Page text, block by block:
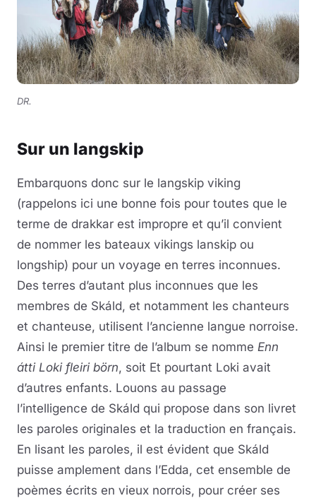
DR.
Sur un langskip
Embarquons donc sur le langskip viking
(rappelons ici une bonne fois pour toutes que le
terme de drakkar est impropre et qu’il convient
de nommer les bateaux vikings lanskip ou
longship) pour un voyage en terres inconnues.
Des terres d’autant plus inconnues que les
membres de Skáld, et notamment les chanteurs
et chanteuse, utilisent l’ancienne langue norroise.
Ainsi le premier titre de l’album se nomme Enn
átti Loki fleiri börn, soit Et pourtant Loki avait
d’autres enfants. Louons au passage
l’intelligence de Skáld qui propose dans son livret
les paroles originales et la traduction en français.
En lisant les paroles, il est évident que Skáld
puisse amplement dans l’Edda, cet ensemble de
poèmes écrits en vieux norrois, pour créer ses